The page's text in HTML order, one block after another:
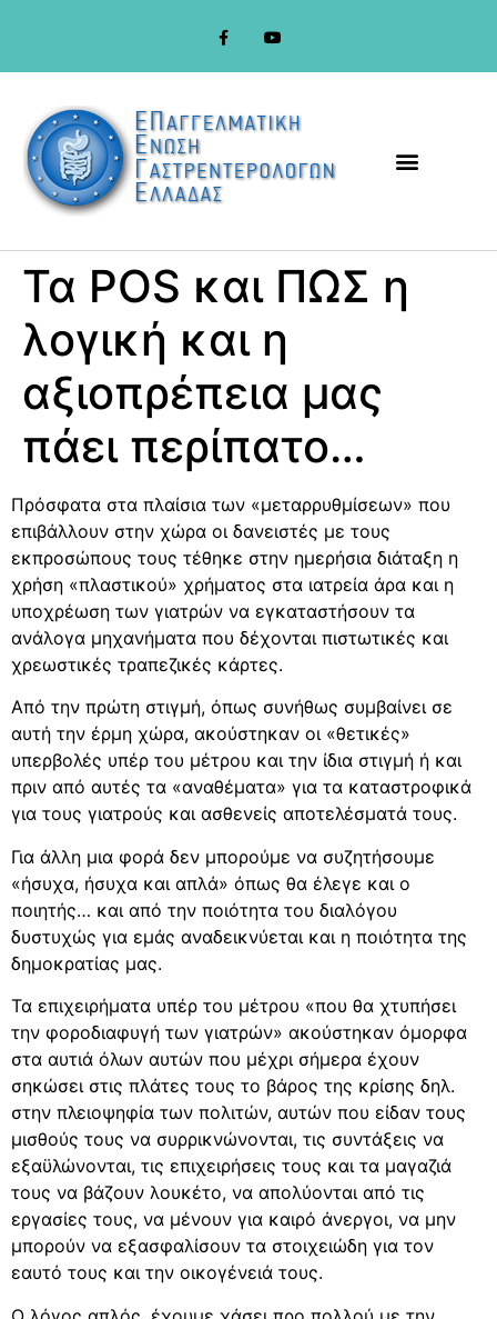
Τα POS και ΠΩΣ η
λογική και η
αξιοπρέπεια μας
πάει περίπατο…
Πρόσφατα στα πλαίσια των «μεταρρυθμίσεων» που
επιβάλλουν στην χώρα οι δανειστές με τους
εκπροσώπους τους τέθηκε στην ημερήσια διάταξη η
χρήση «πλαστικού» χρήματος στα ιατρεία άρα και η
υποχρέωση των γιατρών να εγκαταστήσουν τα
ανάλογα μηχανήματα που δέχονται πιστωτικές και
χρεωστικές τραπεζικές κάρτες.
Από την πρώτη στιγμή, όπως συνήθως συμβαίνει σε
αυτή την έρμη χώρα, ακούστηκαν οι «θετικές»
υπερβολές υπέρ του μέτρου και την ίδια στιγμή ή και
πριν από αυτές τα «αναθέματα» για τα καταστροφικά
για τους γιατρούς και ασθενείς αποτελέσματά τους.
Για άλλη μια φορά δεν μπορούμε να συζητήσουμε
«ήσυχα, ήσυχα και απλά» όπως θα έλεγε και ο
ποιητής… και από την ποιότητα του διαλόγου
δυστυχώς για εμάς αναδεικνύεται και η ποιότητα της
δημοκρατίας μας.
Τα επιχειρήματα υπέρ του μέτρου «που θα χτυπήσει
την φοροδιαφυγή των γιατρών» ακούστηκαν όμορφα
στα αυτιά όλων αυτών που μέχρι σήμερα έχουν
σηκώσει στις πλάτες τους το βάρος της κρίσης δηλ.
στην πλειοψηφία των πολιτών, αυτών που είδαν τους
μισθούς τους να συρρικνώνονται, τις συντάξεις να
εξαϋλώνονται, τις επιχειρήσεις τους και τα μαγαζιά
τους να βάζουν λουκέτο, να απολύονται από τις
εργασίες τους, να μένουν για καιρό άνεργοι, να μην
μπορούν να εξασφαλίσουν τα στοιχειώδη για τον
εαυτό τους και την οικογένειά τους.